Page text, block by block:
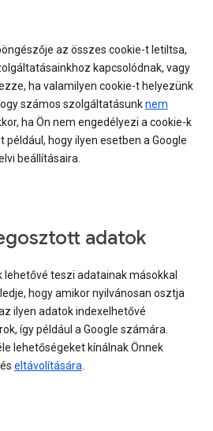
az összes cookie-t letiltsa,
kapcsolódnak, vagy
ha valamilyen cookie-t helyezünk
számos szolgáltatásunknem
ha Ön nem engedélyezi a cookie-k
hogy ilyen esetben a Google
beállításaira.
adatok
teszi adatainak másokkal
hogy amikor nyilvánosan osztja
ilyen adatok indexelhetővé
így például a Google számára.
lehetőségeket kínálnak Önnek
és eltávolítására.